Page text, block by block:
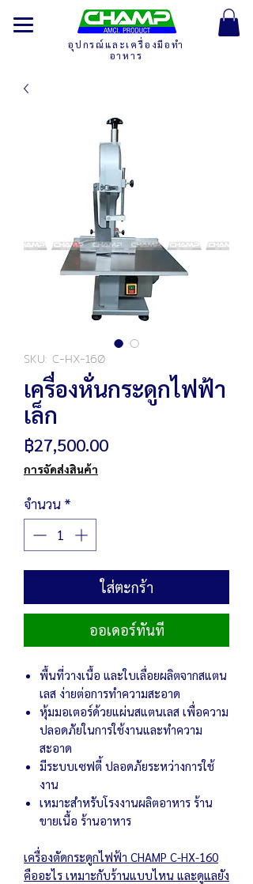
อุปกรณ์และเครื่องมือทำ
อาหาร
SKU: C-HX-160
เครื่องหั่นกระดูกไฟฟ้า
เล็ก
฿27,500.00ราคา
การจัดส่งสินค้า
จำนวน *
ใส่ตะกร้า
ออเดอร์ทันที
พื้นที่วางเนื้อ และใบเลื่อยผลิตจากสแตน
เลส ง่ายต่อการทำความสะอาด
หุ้มมอเตอร์ด้วยแผ่นสแตนเลส เพื่อความ
ปลอดภัยในการใช้งานและทำความ
สะอาด
มีระบบเซฟตี้ ปลอดภัยระหว่างการใช้
งาน
เหมาะสำหรับโรงงานผลิตอาหาร ร้าน
ขายเนื้อ ร้านอาหาร
เครื่องตัดกระดูกไฟฟ้า CHAMP C-HX-160
คืออะไร เหมาะกับร้านแบบไหน และดูแลยัง